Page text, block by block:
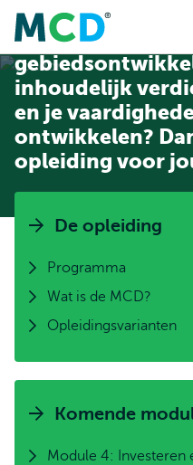
Werk jij aan
inhoudelijk
en je
ontwikkelen?
opleiding voor
De opleiding
Programma
Wat is de MCD?
Opleidingsvarianten
Komende
Module 4: Investeren